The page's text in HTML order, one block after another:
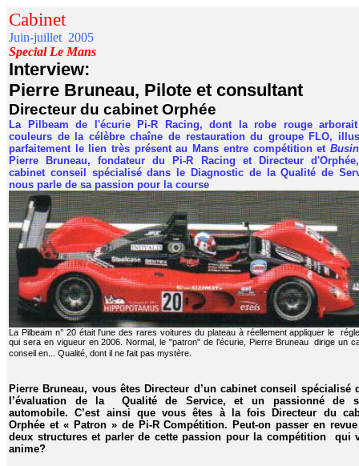
Cabinet
Juin-juillet 2005
Special Le Mans
Interview:
Pierre Bruneau, Pilote et consultant
Directeur du cabinet Orphée
La Pilbeam de l'écurie Pi-R Racing, dont la robe rouge
couleurs de la célèbre chaîne de restauration du groupe FLO,
parfaitement le lien très présent au Mans entre compétition et
Pierre Bruneau, fondateur du Pi-R Racing et Directeur
cabinet conseil spécialisé dans le Diagnostic de la Qualité de
nous parle de sa passion pour la course
La Pilbeam n° 20 était l'une des rares voitures du plateau à réellement appliquer le
qui sera en vigueur en 2006. Normal, le "patron" de l'écurie, Pierre Bruneau dirige un
conseil en... Qualité, dont il ne fait pas mystère.
Pierre Bruneau, vous êtes Directeur d’un cabinet conseil spécialisé
l’évaluation de la Qualité de Service, et un passionné de
automobile. C’est ainsi que vous êtes à la fois Directeur du
Orphée et « Patron » de Pi-R Compétition. Peut-on passer en
deux structures et parler de cette passion pour la compétition qui
anime?